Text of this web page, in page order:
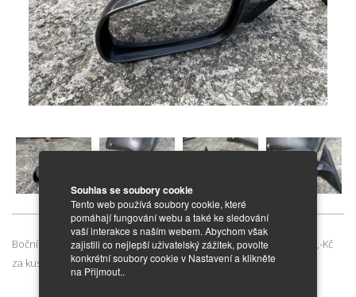
Souhlas se soubory cookie
Tento web používá soubory cookie, které
pomáhají fungování webu a také ke sledování
vaší interakce s naším webem. Abychom však
zajistili co nejlepší uživatelský zážitek, povolte
konkrétní soubory cookie v Nastavení a klikněte
na Přijmout..
POPIS INZERÁTU
Boční zrcátka pravé i levé na Škoda Superb I, rok 2005, cena 1500,-Kč
za kus.